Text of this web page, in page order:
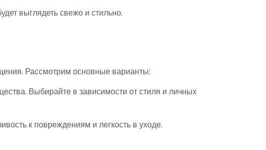
выглядеть свежо и стильно.
Рассмотрим основные варианты:
Выбирайте в зависимости от стиля и личных
к повреждениям и легкость в уходе.